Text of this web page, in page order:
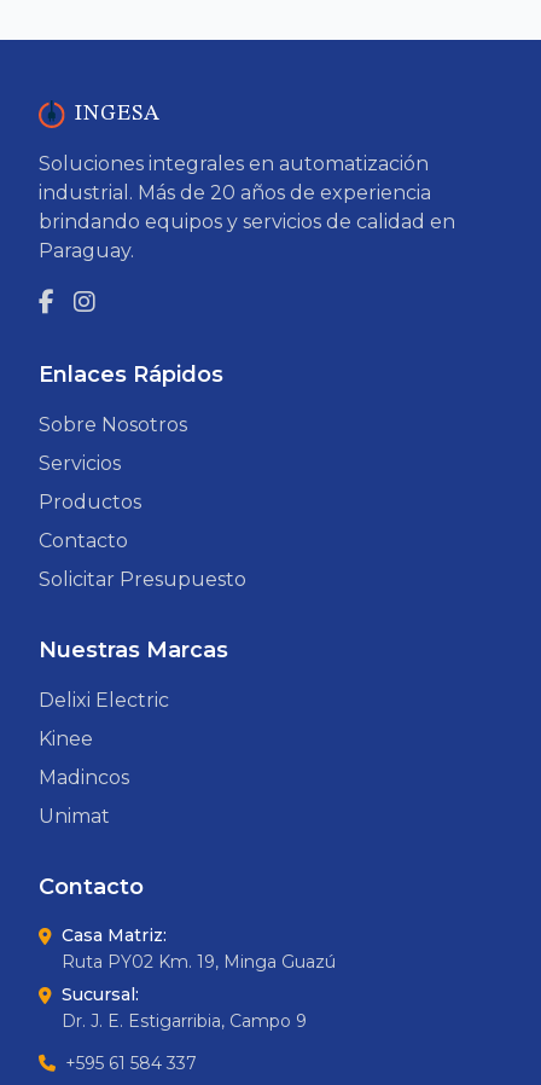
INGESA
Soluciones integrales en automatización
industrial. Más de 20 años de experiencia
brindando equipos y servicios de calidad en
Paraguay.
Enlaces Rápidos
Sobre Nosotros
Servicios
Productos
Contacto
Solicitar Presupuesto
Nuestras Marcas
Delixi Electric
Kinee
Madincos
Unimat
Contacto
Casa Matriz:
Ruta PY02 Km. 19, Minga Guazú
Sucursal:
Dr. J. E. Estigarribia, Campo 9
+595 61 584 337